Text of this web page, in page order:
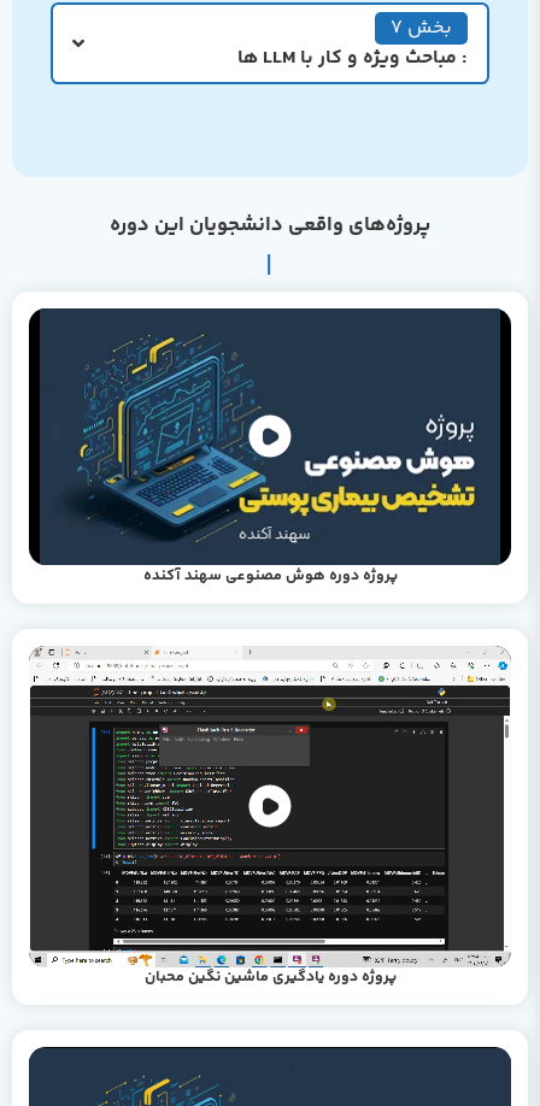
بخش 7
: مباحث ویژه و کار با LLM ها
پروژه‌های واقعی دانشجویان این دوره
پروژه دوره هوش مصنوعی سهند آکنده
پروژه دوره یادگیری ماشین نگین محبان